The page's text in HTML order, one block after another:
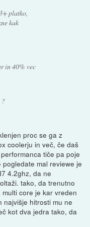
platko,
kak
in 40% vec
proc se ga z
coolerju in več, če daš
tiče pa poje
mal reviewe je
4.2ghz, da ne
tako, da trenutno
core je kar vreden
najvišje hitrosti mu ne
kot dva jedra tako, da